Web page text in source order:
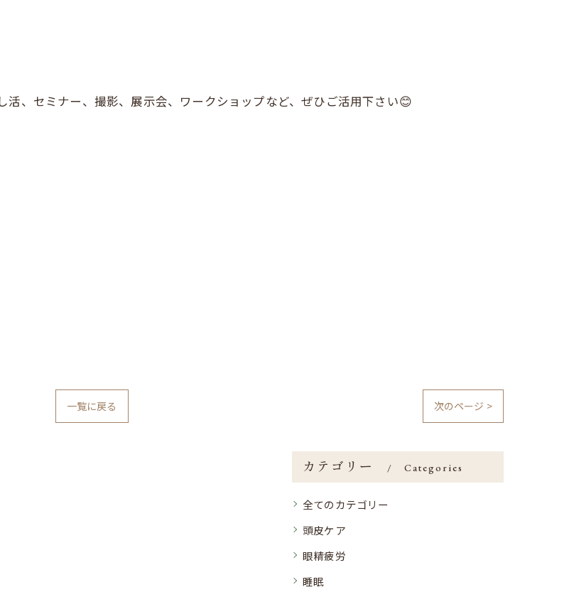
、セミナー、撮影、展示会、ワークショップなど、ぜひご活用下さい😊
一覧に戻る 次のページ >
カテゴリー Categories
全てのカテゴリー
頭皮ケア
眼精疲労
睡眠